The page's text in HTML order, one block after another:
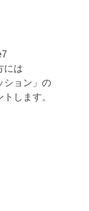
には
ション」の
します。